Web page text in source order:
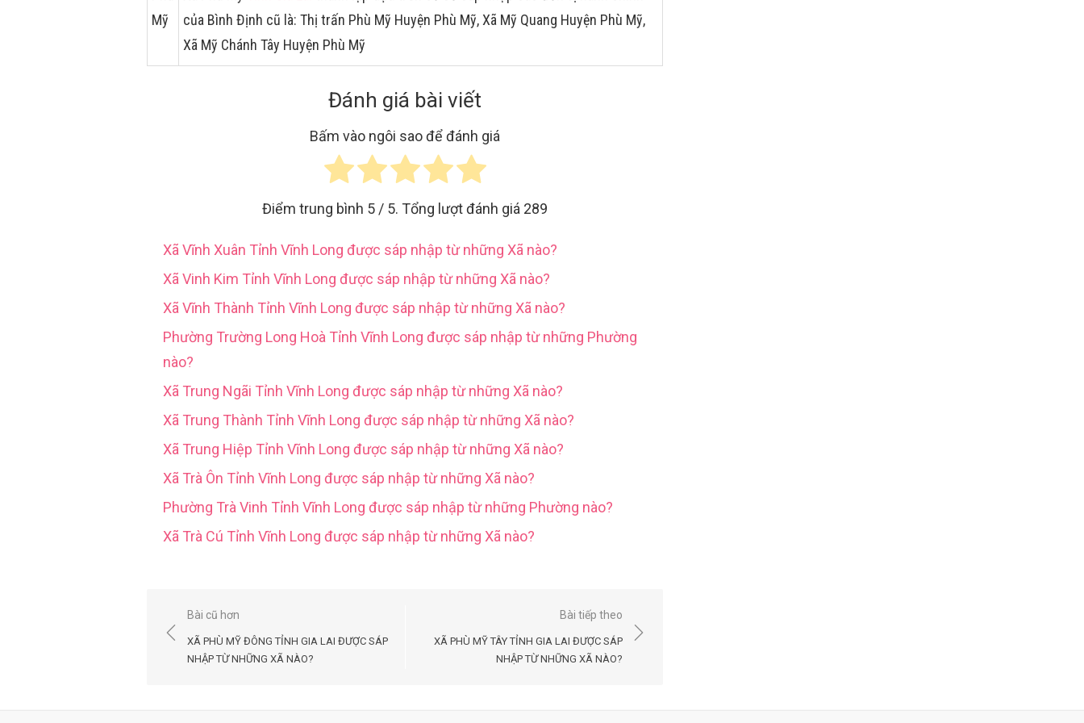
Mỹ
của Bình Định cũ là: Thị trấn Phù Mỹ Huyện Phù Mỹ, Xã Mỹ Quang Huyện Phù Mỹ,
Xã Mỹ Chánh Tây Huyện Phù Mỹ
Đánh giá bài viết
Bấm vào ngôi sao để đánh giá
Điểm trung bình 5 / 5. Tổng lượt đánh giá 289
Xã Vĩnh Xuân Tỉnh Vĩnh Long được sáp nhập từ những Xã nào?
Xã Vinh Kim Tỉnh Vĩnh Long được sáp nhập từ những Xã nào?
Xã Vĩnh Thành Tỉnh Vĩnh Long được sáp nhập từ những Xã nào?
Phường Trường Long Hoà Tỉnh Vĩnh Long được sáp nhập từ những Phường
nào?
Xã Trung Ngãi Tỉnh Vĩnh Long được sáp nhập từ những Xã nào?
Xã Trung Thành Tỉnh Vĩnh Long được sáp nhập từ những Xã nào?
Xã Trung Hiệp Tỉnh Vĩnh Long được sáp nhập từ những Xã nào?
Xã Trà Ôn Tỉnh Vĩnh Long được sáp nhập từ những Xã nào?
Phường Trà Vinh Tỉnh Vĩnh Long được sáp nhập từ những Phường nào?
Xã Trà Cú Tỉnh Vĩnh Long được sáp nhập từ những Xã nào?
Điều
hướng
Bài cũ hơn
XÃ PHÙ MỸ ĐÔNG TỈNH GIA LAI ĐƯỢC SÁP
NHẬP TỪ NHỮNG XÃ NÀO?
Bài tiếp theo
XÃ PHÙ MỸ TÂY TỈNH GIA LAI ĐƯỢC SÁP
NHẬP TỪ NHỮNG XÃ NÀO?